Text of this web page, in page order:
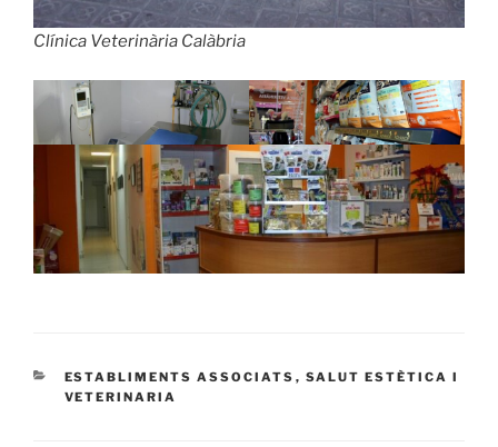
Clínica Veterinària Calàbria
CATEGORÍAS
ESTABLIMENTS ASSOCIATS , SALUT ESTÈTICA I
VETERINARIA